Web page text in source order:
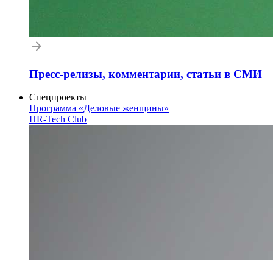
Пресс-релизы, комментарии, статьи в СМИ
Спецпроекты
Программа «Деловые женщины»
HR-Tech Club